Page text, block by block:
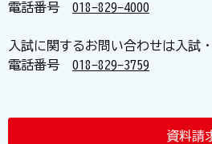
電話番号 018-829-4000
入試に関するお問い合わせは入試
電話番号 018-829-3759
資料請